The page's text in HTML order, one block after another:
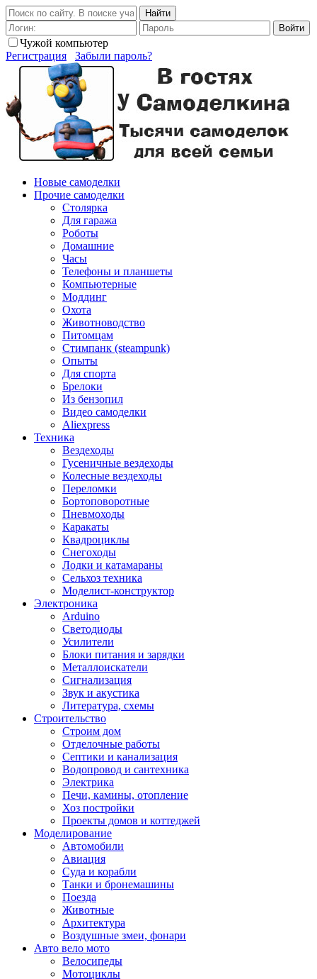
Найти
Войти
Чужой компьютер
Регистрация
Забыли пароль?
Новые самоделки
Прочие самоделки
Столярка
Для гаража
Роботы
Домашние
Часы
Телефоны и планшеты
Компьютерные
Моддинг
Охота
Животноводство
Питомцам
Стимпанк (steampunk)
Опыты
Для спорта
Брелоки
Из бензопил
Видео самоделки
Aliexpress
Техника
Вездеходы
Гусеничные вездеходы
Колесные вездеходы
Переломки
Бортоповоротные
Пневмоходы
Каракаты
Квадроциклы
Снегоходы
Лодки и катамараны
Сельхоз техника
Моделист-конструктор
Электроника
Arduino
Светодиоды
Усилители
Блоки питания и зарядки
Металлоискатели
Сигнализация
Звук и акустика
Литература, схемы
Строительство
Строим дом
Отделочные работы
Септики и канализация
Водопровод и сантехника
Электрика
Печи, камины, отопление
Хоз постройки
Проекты домов и коттеджей
Моделирование
Автомобили
Авиация
Суда и корабли
Танки и бронемашины
Поезда
Животные
Архитектура
Воздушные змеи, фонари
Авто вело мото
Велосипеды
Мотоциклы